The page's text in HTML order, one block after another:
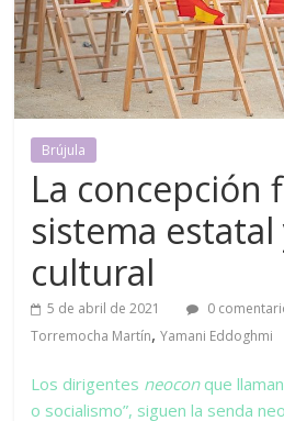
Brújula
La concepción
sistema
cultural
5 de abril de 2021 0
Torremocha Martín,Yamani Eddoghmi
Los dirigentes neoconque
o socialismo”, siguen la senda